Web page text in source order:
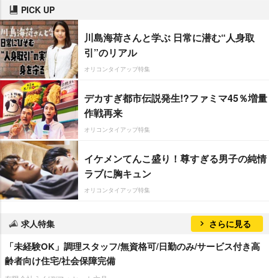
PICK UP
川島海荷さんと学ぶ 日常に潜む“人身取
引”のリアル
オリコンタイアップ特集
デカすぎ都市伝説発生!?ファミマ45％増量
作戦再来
オリコンタイアップ特集
イケメンてんこ盛り！尊すぎる男子の純情
ラブに胸キュン
オリコンタイアップ特集
求人特集 さらに見る
「未経験OK」調理スタッフ/無資格可/日勤のみ/サービス付き高
齢者向け住宅/社会保障完備